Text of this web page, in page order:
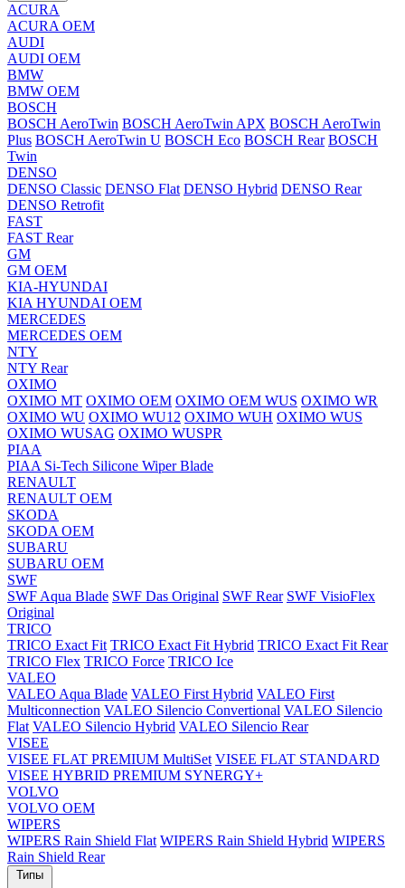
ACURA
ACURA OEM
AUDI
AUDI OEM
BMW
BMW OEM
BOSCH
BOSCH AeroTwin BOSCH AeroTwin APX BOSCH AeroTwin
Plus BOSCH AeroTwin U BOSCH Eco BOSCH Rear BOSCH
Twin
DENSO
DENSO Classic DENSO Flat DENSO Hybrid DENSO Rear
DENSO Retrofit
FAST
FAST Rear
GM
GM OEM
KIA-HYUNDAI
KIA HYUNDAI OEM
MERCEDES
MERCEDES OEM
NTY
NTY Rear
OXIMO
OXIMO MT OXIMO OEM OXIMO OEM WUS OXIMO WR
OXIMO WU OXIMO WU12 OXIMO WUH OXIMO WUS
OXIMO WUSAG OXIMO WUSPR
PIAA
PIAA Si-Tech Silicone Wiper Blade
RENAULT
RENAULT OEM
SKODA
SKODA OEM
SUBARU
SUBARU OEM
SWF
SWF Aqua Blade SWF Das Original SWF Rear SWF VisioFlex
Original
TRICO
TRICO Exact Fit TRICO Exact Fit Hybrid TRICO Exact Fit Rear
TRICO Flex TRICO Force TRICO Ice
VALEO
VALEO Aqua Blade VALEO First Hybrid VALEO First
Multiconnection VALEO Silencio Convertional VALEO Silencio
Flat VALEO Silencio Hybrid VALEO Silencio Rear
VISEE
VISEE FLAT PREMIUM MultiSet VISEE FLAT STANDARD
VISEE HYBRID PREMIUM SYNERGY+
VOLVO
VOLVO OEM
WIPERS
WIPERS Rain Shield Flat WIPERS Rain Shield Hybrid WIPERS
Rain Shield Rear
Типы